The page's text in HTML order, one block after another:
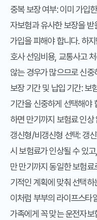
중복 보장 여부: 이미 가입
자보험과 유사한 보장을
가입을 피해야 합니다. 하
호사 선임비용, 교통사고
않는 경우가 많으므로 신
보장 기간 및 납입 기간: 보
기간을 신중하게 선택해야
하면 만기까지 보험료 인
갱신형/비갱신형 선택: 갱
시 보험료가 인상될 수 있
만 만기까지 동일한 보험
기적인 계획에 맞춰 선택하
이처럼 부부의 라이프스타
가족에게 꼭 맞는 운전자